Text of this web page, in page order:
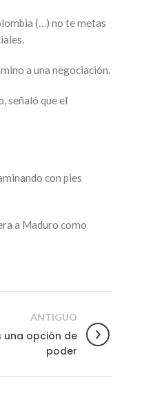
(…) no te metas
a una negociación.
señaló que el
con pies
a Maduro como
ANTIGUO
una opción de
poder